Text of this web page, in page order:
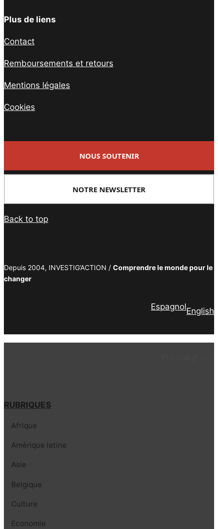
Plus de liens
Contact
Remboursements et retours
Mentions légales
Cookies
NOUS SOUTENIR
NOTRE NEWSLETTER
Back to top
Depuis 2004, INVESTIG’ACTION / Comprendre le monde pour le
changer
EspagnolEnglish
RUBRIQUES
Afrique
Amérique latine
Asie
Belgique
Culture
Economie